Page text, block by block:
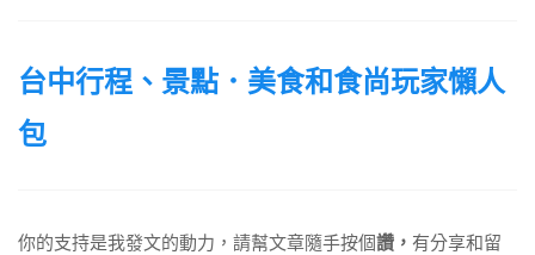
台中行程、景點．美食和食尚玩家懶人
包
你的支持是我發文的動力，請幫文章隨手按個讚， 有分享和留